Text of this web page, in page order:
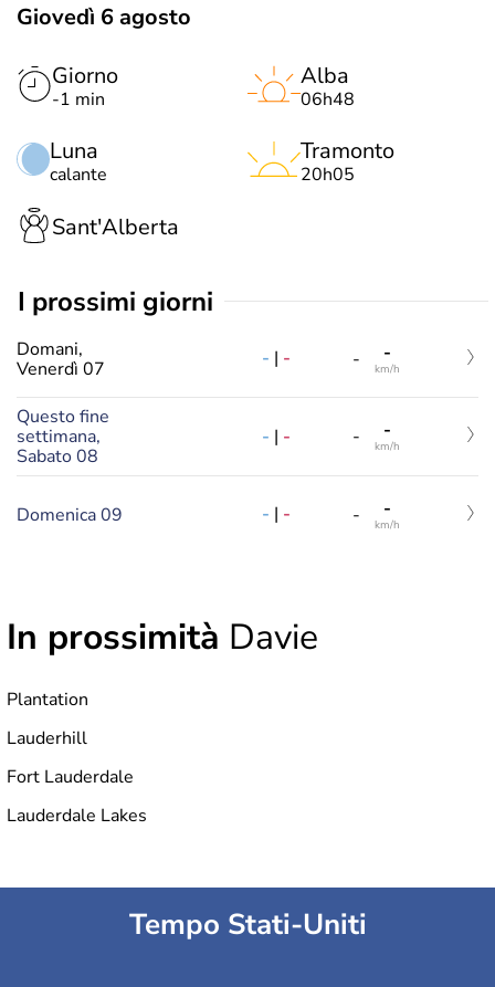
Giovedì 6 agosto
Giorno
-1 min
Luna
calante
Alba
06h48
Tramonto
20h05
Sant'Alberta
i prossimi giorni
Domani,
Venerdì 07
- | - - -
km/h
Questo fine
settimana,
Sabato 08
- | - - -
km/h
Domenica 09 - | - - -
km/h
In prossimità Davie
Plantation
Lauderhill
Fort Lauderdale
Lauderdale Lakes
Tempo Stati-Uniti